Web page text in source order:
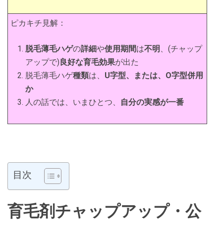
ピカキチ見解：
脱毛薄毛ハゲの詳細や使用期間は不明 、(チャップ
アップで)良好な育毛効果が出た
脱毛薄毛ハゲ種類は、 U字型、または、O字型併用
か
人の話では、いまひとつ、
自分の実感が一番
目次
育毛剤チャップアップ・公